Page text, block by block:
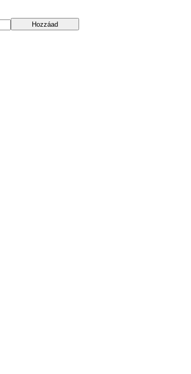
Hozzáad